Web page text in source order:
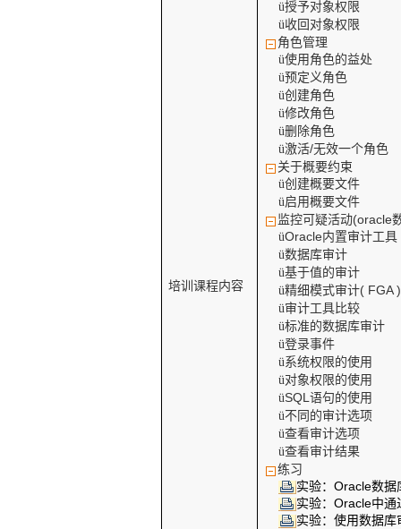
培训课程内容
ü授予对象权限
ü收回对象权限
角色管理
ü使用角色的益处
ü预定义角色
ü创建角色
ü修改角色
ü删除角色
ü激活/无效一个角色
关于概要约束
ü创建概要文件
ü启用概要文件
监控可疑活动(oracle
üOracle内置审计工具
ü数据库审计
ü基于值的审计
ü精细模式审计( FGA )
ü审计工具比较
ü标准的数据库审计
ü登录事件
ü系统权限的使用
ü对象权限的使用
üSQL语句的使用
ü不同的审计选项
ü查看审计选项
ü查看审计结果
练习
实验：Oracle数据
实验：Oracle中通
实验：使用数据